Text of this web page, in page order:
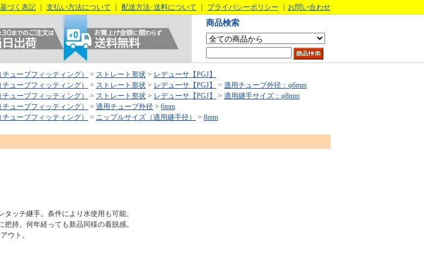
づく表記 支払い方法について 配送方法･送料について プライバシーポリシー お問い合わせ
商品検索
ューブフィッティング） > ストレート形状 > レデューサ【PGJ】
ューブフィッティング） > ストレート形状 > レデューサ【PGJ】 > 適用チューブ外径：φ6mm
ューブフィッティング） > ストレート形状 > レデューサ【PGJ】 > 適用継手サイズ：φ8mm
ューブフィッティング） > 適用チューブ外径 > 6mm
ューブフィッティング） > ニップルサイズ（適用継手径） > 8mm
ッチ継手。条件により水使用も可能。
持。何年経っても新品同様の着脱感。
ウト。